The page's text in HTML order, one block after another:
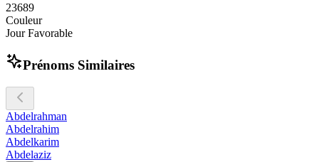
23689
Couleur
Jour Favorable
Prénoms Similaires
Abdelrahman
Abdelrahim
Abdelkarim
Abdelaziz